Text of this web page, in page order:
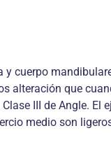
cuerpo
alteración que
III de Angle. El
medio son